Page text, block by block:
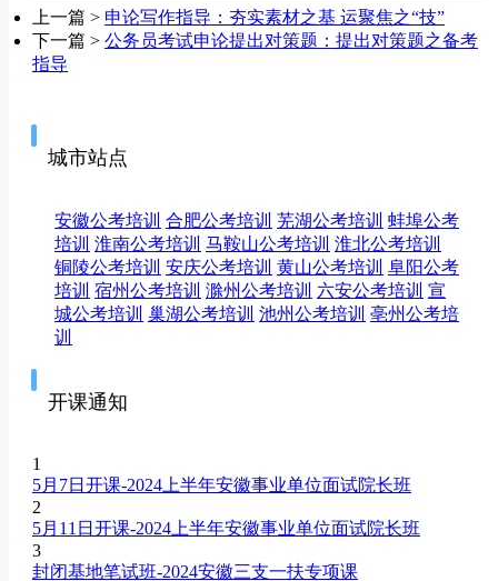
上一篇 > 申论写作指导：夯实素材之基 运聚焦之“技”
下一篇 > 公务员考试申论提出对策题：提出对策题之备考
指导
城市站点
安徽公考培训 合肥公考培训 芜湖公考培训 蚌埠公考
培训 淮南公考培训 马鞍山公考培训 淮北公考培训
铜陵公考培训 安庆公考培训 黄山公考培训 阜阳公考
培训 宿州公考培训 滁州公考培训 六安公考培训 宣
城公考培训 巢湖公考培训 池州公考培训 亳州公考培
训
开课通知
1
5月7日开课-2024上半年安徽事业单位面试院长班
2
5月11日开课-2024上半年安徽事业单位面试院长班
3
封闭基地笔试班-2024安徽三支一扶专项课